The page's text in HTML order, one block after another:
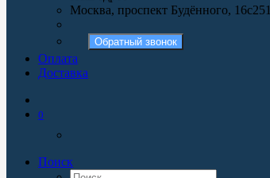
Москва, проспект Будённого, 16с251
Обратный звонок
Оплата
Доставка
0
Поиск